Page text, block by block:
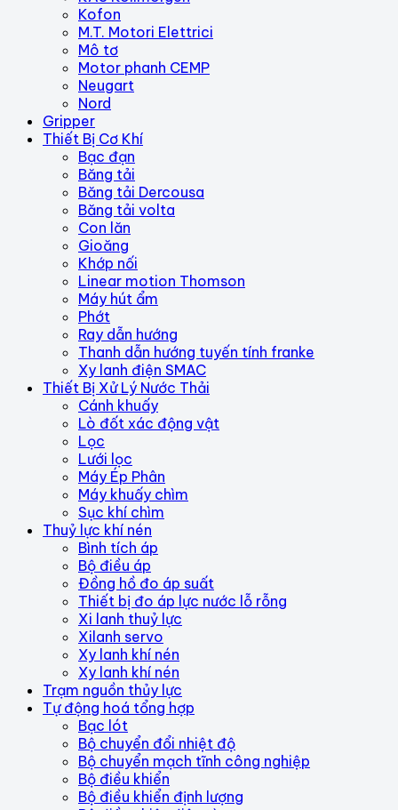
Kofon
M.T. Motori Elettrici
Mô tơ
Motor phanh CEMP
Neugart
Nord
Gripper
Thiết Bị Cơ Khí
Bạc đạn
Băng tải
Băng tải Dercousa
Băng tải volta
Con lăn
Gioăng
Khớp nối
Linear motion Thomson
Máy hút ẩm
Phớt
Ray dẫn hướng
Thanh dẫn hướng tuyến tính franke
Xy lanh điện SMAC
Thiết Bị Xử Lý Nước Thải
Cánh khuấy
Lò đốt xác động vật
Lọc
Lưới lọc
Máy Ép Phân
Máy khuấy chìm
Sục khí chìm
Thuỷ lực khí nén
Bình tích áp
Bộ điều áp
Đồng hồ đo áp suất
Thiết bị đo áp lực nước lỗ rỗng
Xi lanh thuỷ lực
Xilanh servo
Xy lanh khí nén
Xy lanh khí nén
Trạm nguồn thủy lực
Tự động hoá tổng hợp
Bạc lót
Bộ chuyển đổi nhiệt độ
Bộ chuyển mạch tĩnh công nghiệp
Bộ điều khiển
Bộ điều khiển định lượng